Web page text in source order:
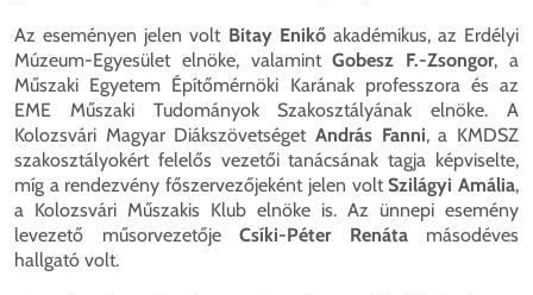
Az eseményen jelen volt Bitay Enikőakadémikus, az Erdélyi
Múzeum-Egyesület elnöke, valamintGobesz F.-Zsongor, a
Műszaki Egyetem Építőmérnöki Karának professzora és az
EME Műszaki Tudományok Szakosztályának elnöke. A
Kolozsvári Magyar Diákszövetséget András Fanni, a KMDSZ
szakosztályokért felelős vezetői tanácsának tagja képviselte,
míg a rendezvény főszervezőjeként jelen voltSzilágyi Amália,
a Kolozsvári Műszakis Klub elnöke is. Az ünnepi esemény
levezető műsorvezetője Csíki-Péter Renátamásodéves
hallgató volt.